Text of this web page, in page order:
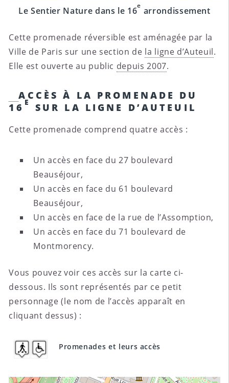
Le Sentier Nature dans le 16
e
arrondissement
Cette promenade réversible est aménagée par la
Ville de Paris sur une section de la ligne d’Auteuil.
Elle est ouverte au public depuis 2007.
ACCÈS À LA PROMENADE DU
16 E SUR LA LIGNE D’AUTEUIL
Cette promenade comprend quatre accès :
Un accès en face du 27 boulevard
Beauséjour,
Un accès en face du 61 boulevard
Beauséjour,
Un accès en face de la rue de l’Assomption,
Un accès en face du 71 boulevard de
Montmorency.
Vous pouvez voir ces accès sur la carte ci-
dessous. Ils sont représentés par ce petit
personnage (le nom de l’accès apparaît en
cliquant dessus) :
Promenades et leurs accès